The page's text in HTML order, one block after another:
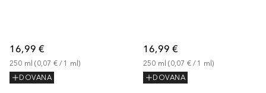
16,99 €
250 ml (0,07 € / 1 ml)
DOVANA
16,99 €
250 ml (0,07 € / 1 ml)
DOVANA